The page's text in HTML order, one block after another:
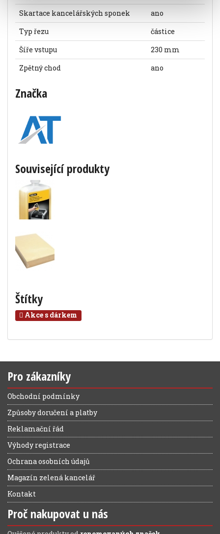
Skartace kancelářských sponek
ano
Typ řezu
částice
Šíře vstupu
230 mm
Zpětný chod
ano
Značka
Související produkty
Štítky
Akce s dárkem
Pro zákazníky
Obchodní podmínky
Způsoby doručení a platby
Reklamační řád
Výhody registrace
Ochrana osobních údajů
Magazín zelená kancelář
Kontakt
Proč nakupovat u nás